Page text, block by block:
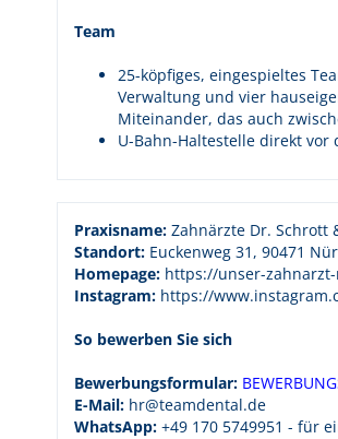
Team
25-köpfiges, eingespieltes
Verwaltung und vier
Miteinander, das auch
U-Bahn-Haltestelle direkt
Praxisname: Zahnärzte Dr. Schrott
Standort: Euckenweg 31, 90471
Homepage: https://unser-
Instagram: https://
So bewerben Sie sich
Bewerbungsformular:
E-Mail: hr@teamdental.de
WhatsApp: +49 170 5749951 - für